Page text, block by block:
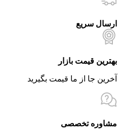
ارسال سریع
بهترین قیمت بازار
آخرین جا از ما قیمت بگیرید
مشاوره تخصصی